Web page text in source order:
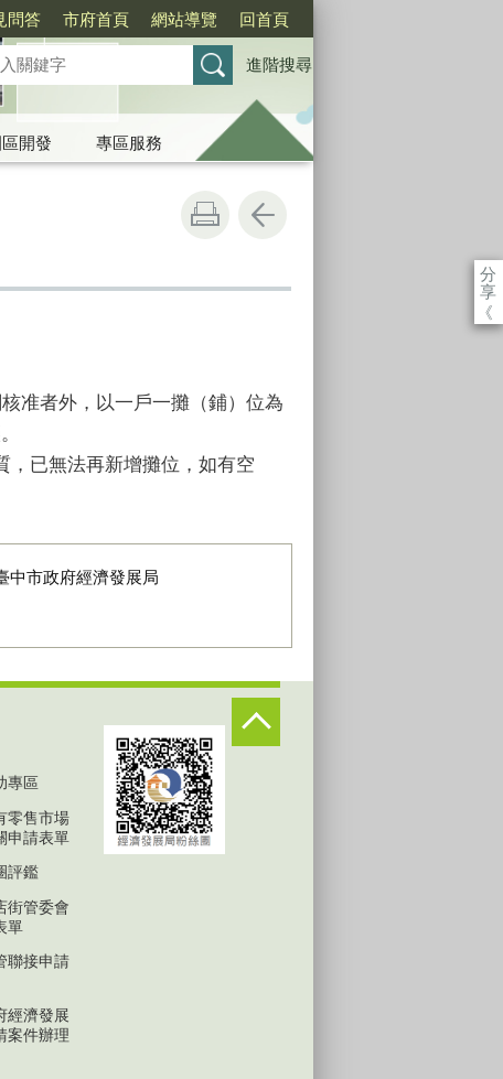
問答 市府首頁 網站導覽 回首頁
進階搜尋
開發
專區服務
分
享
《
准者外，以一戶一攤（鋪）位為
，已無法再新增攤位，如有空
中市政府經濟發展局
專區
零售市場
申請表單
評鑑
街管委會
單
聯接申請
經濟發展
案件辦理